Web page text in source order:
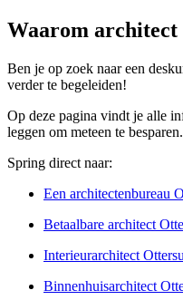
Waarom architect
Ben je op zoek naar een
verder te begeleiden!
Op deze pagina vindt je alle
leggen om meteen te besparen.
Spring direct naar:
Een architectenbureau
Betaalbare architect
Interieurarchitect
Binnenhuisarchitect